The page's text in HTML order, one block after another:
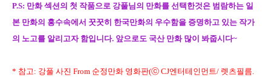
P.S: 만화 섹션의 첫 작품으로 강풀님의 만화를 선택한것은 범람하는 일
본 만화의 홍수속에서 꿋꿋히 한국만화의 우수함을 증명하고 있는 작가
의 노고를 알리고자 함입니다. 앞으로도 국산 만화 많이 봐줍시다~
* 참고: 강풀 사진 From 순정만화 영화판(ⓒ CJ엔터테인먼트/ 렛츠필름.